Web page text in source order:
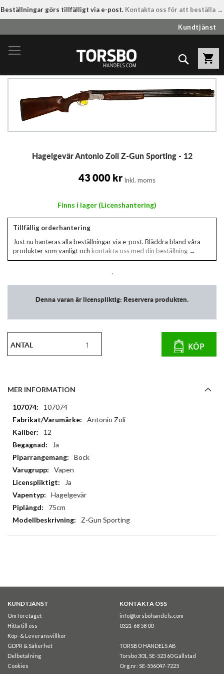
Beställningar görs tillfälligt via e-post. Kontakta oss för att beställa →
till
innehållet
Kundtjänst
Sök
slutet
bildgalleriet
Hagelgevär Antonio Zoli Z-Gun Sporting - 12
43 000 kr Inkl. moms
Finns i lager (Licenshantering)
Tillfällig orderhantering
Just nu hanteras alla beställningar via e-post. Bläddra bland våra
produkter som vanligt och kontakta oss med din beställning →
.
Denna varan är licenspliktig: Reservera produkten.
ANTAL KÖP
MER INFORMATION
Mer
information
107074
Antonio Zoli
12
Ja
Bock
Vapen
Ja
Hagelgevär
75cm
Z-Gun Sporting
KUNDTJÄNST
Om företaget
Hitta till oss
Köp- & Leveransvillkor
GDPR & Säkerhet
Delbetalning
Cookies
KONTAKTA OSS
info@torsbohandels.com
0321-68 58 00
TORSBO HANDELS AB
Torsbo 301, SE-523 60 Gällstad
Org.nr: SE-556047-7225